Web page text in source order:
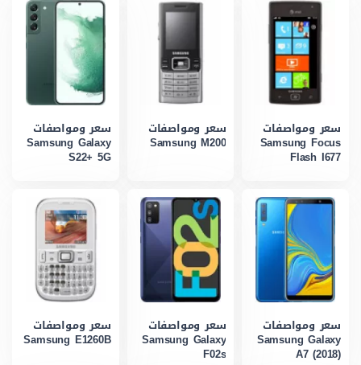
سعر ومواصفات
Samsung Focus
Flash I677
سعر ومواصفات
Samsung M200
سعر ومواصفات
Samsung Galaxy
S22+ 5G
سعر ومواصفات
Samsung Galaxy
A7 (2018)
سعر ومواصفات
Samsung Galaxy
F02s
سعر ومواصفات
Samsung E1260B